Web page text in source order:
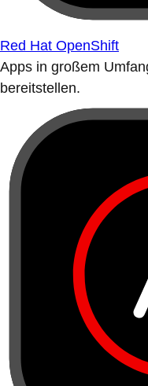
Red Hat OpenShift
Apps in großem
bereitstellen.